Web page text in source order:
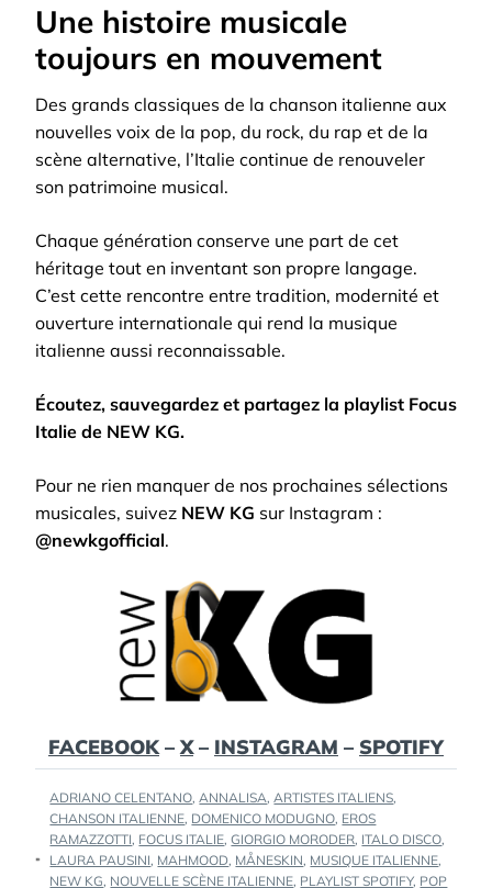
Une histoire musicale
toujours en mouvement
Des grands classiques de la chanson italienne aux
nouvelles voix de la pop, du rock, du rap et de la
scène alternative, l’Italie continue de renouveler
son patrimoine musical.
Chaque génération conserve une part de cet
héritage tout en inventant son propre langage.
C’est cette rencontre entre tradition, modernité et
ouverture internationale qui rend la musique
italienne aussi reconnaissable.
Écoutez, sauvegardez et partagez la playlist Focus
Italie de NEW KG.
Pour ne rien manquer de nos prochaines sélections
musicales, suivez NEW KG sur Instagram :
@newkgofficial.
FACEBOOK – X– INSTAGRAM – SPOTIFY
TAGS
:
ADRIANO CELENTANO, ANNALISA, ARTISTES ITALIENS,
CHANSON ITALIENNE, DOMENICO MODUGNO, EROS
RAMAZZOTTI, FOCUS ITALIE,GIORGIO MORODER, ITALO DISCO,
LAURA PAUSINI, MAHMOOD, MÅNESKIN, MUSIQUE ITALIENNE,
NEW KG, NOUVELLE SCÈNE ITALIENNE, PLAYLIST SPOTIFY, POP